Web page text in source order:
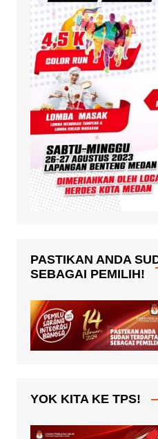
PASTIKAN ANDA
SEBAGAI PEMILIH!
YOK KITA KE TPS!